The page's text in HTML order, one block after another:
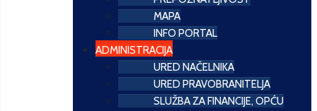
MAPA
INFO PORTAL
ADMINISTRACIJA
URED NAČELNIKA
URED PRAVOBRANITELJA
SLUŽBA ZA FINANCIJE, OPĆU